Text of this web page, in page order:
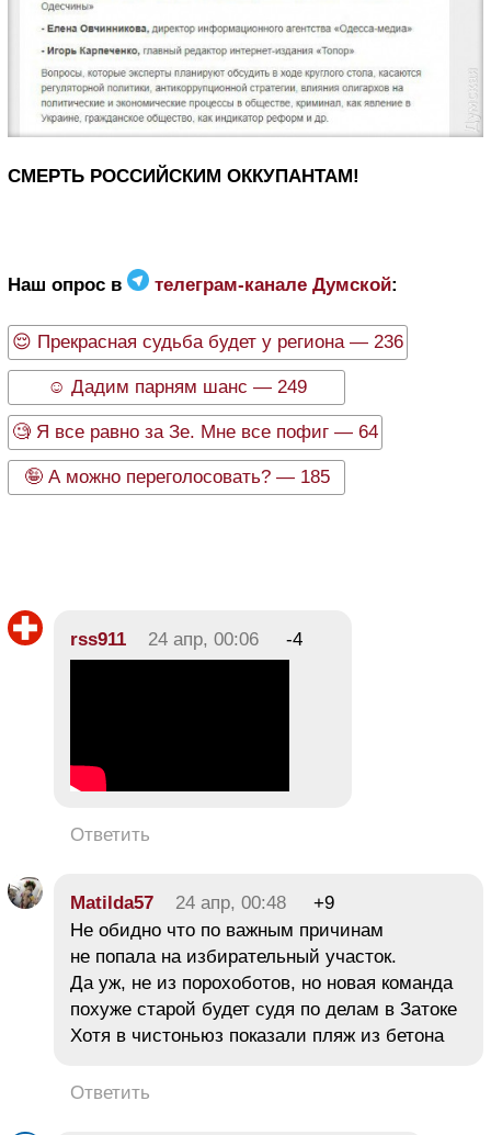
СМЕРТЬ РОССИЙСКИМ ОККУПАНТАМ!
Наш опрос в телеграм-канале Думской:
😌 Прекрасная судьба будет у региона — 236
☺️ Дадим парням шанс — 249
🧐 Я все равно за Зе. Мне все пофиг — 64
🤪 А можно переголосовать? — 185
rss911 24 апр, 00:06 -4
Ответить
Matilda57 24 апр, 00:48
+9
Не обидно что по важным причинам
не попала на избирательный участок.
Да уж, не из порохоботов, но новая команда
похуже старой будет судя по делам в Затоке
Хотя в чистоньюз показали пляж из бетона
Ответить